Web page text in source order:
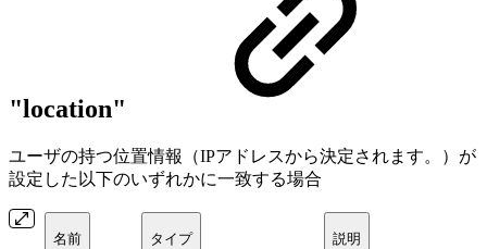
"location"
ユーザの持つ位置情報（IPアドレスから決定されます。）が
設定した以下のいずれかに一致する場合
名前 タイプ 説明